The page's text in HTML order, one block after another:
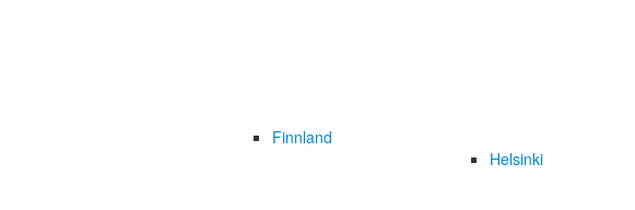
Finnland
Helsinki